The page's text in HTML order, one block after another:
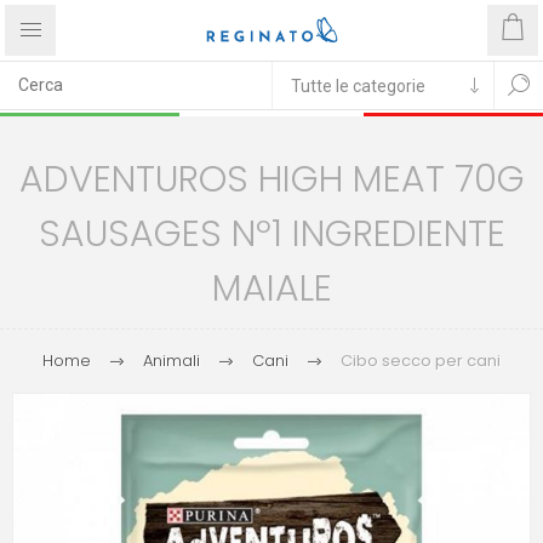
ADVENTUROS HIGH MEAT 70G
SAUSAGES Nº1 INGREDIENTE
MAIALE
Home Animali Cani Cibo secco per cani